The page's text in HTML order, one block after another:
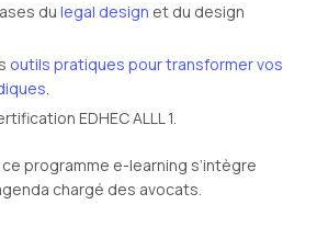
du legal design et du design
outils pratiques pour transformer vos
.
EDHEC ALLL 1.
programme e-learning s’intègre
chargé des avocats.